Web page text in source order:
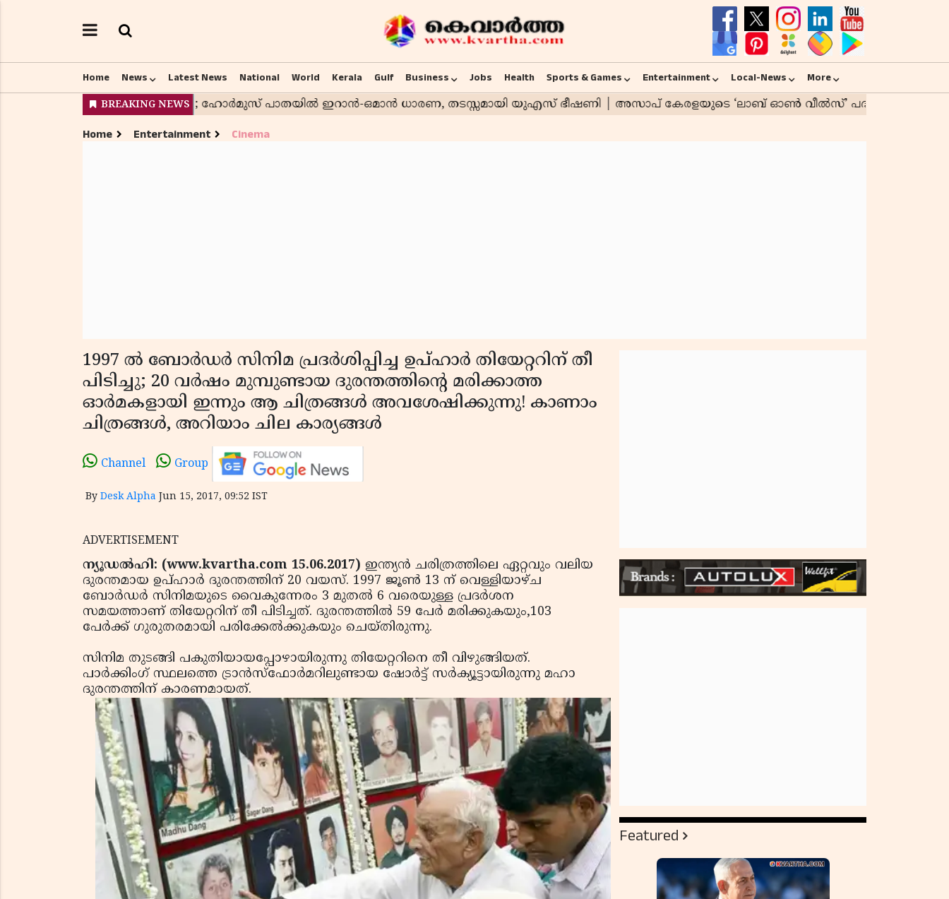
Home News Latest News National World Kerala Gulf Business Jobs Health Sports & Games Entertainment Local-News More
Home Entertainment Cinema
1997 ൽ ബോർഡർ സിനിമ പ്രദർശിപ്പിച്ച ഉപ്ഹാർ തിയേറ്ററിന് തീ
പിടിച്ചു; 20 വർഷം മുമ്പുണ്ടായ ദുരന്തത്തിന്റെ മരിക്കാത്ത
ഓർമകളായി ഇന്നും ആ ചിത്രങ്ങൾ അവശേഷിക്കുന്നു! കാണാം
ചിത്രങ്ങൾ, അറിയാം ചില കാര്യങ്ങൾ
Channel Group
By Desk Alpha Jun 15, 2017, 09:52 IST
ADVERTISEMENT
ന്യൂഡൽഹി: (www.kvartha.com 15.06.2017) ഇന്ത്യൻ ചരിത്രത്തിലെ ഏറ്റവും വലിയ
ദുരന്തമായ ഉപ്ഹാർ ദുരന്തത്തിന് 20 വയസ്. 1997 ജൂൺ 13 ന് വെള്ളിയാഴ്ച
ബോർഡർ സിനിമയുടെ വൈകുന്നേരം 3 മുതൽ 6 വരെയുള്ള പ്രദർശന
സമയത്താണ് തിയേറ്ററിന് തീ പിടിച്ചത്. ദുരന്തത്തിൽ 59 പേർ മരിക്കുകയും,103
പേർക്ക് ഗുരുതരമായി പരിക്കേൽക്കുകയും ചെയ്തിരുന്നു.
സിനിമ തുടങ്ങി പകുതിയായപ്പോഴായിരുന്നു തിയേറ്ററിനെ തീ വിഴുങ്ങിയത്.
പാർക്കിംഗ് സ്ഥലത്തെ ട്രാൻസ്ഫോർമറിലുണ്ടായ ഷോർട്ട് സർക്യൂട്ടായിരുന്നു മഹാ
ദുരന്തത്തിന് കാരണമായത്.
Featured